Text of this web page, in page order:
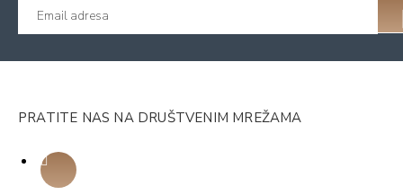
PRATITE NAS NA DRUŠTVENIM MREŽAMA